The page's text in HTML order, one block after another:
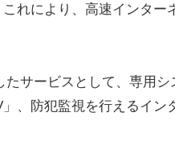
れにより、高速インタ
サービスとして、専用
、防犯監視を行えるイ